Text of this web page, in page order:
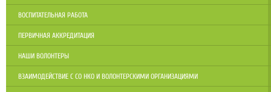
ВОСПИТАТЕЛЬНАЯ РАБОТА
ПЕРВИЧНАЯ АККРЕДИТАЦИЯ
НАШИ ВОЛОНТЕРЫ
ВЗАИМОДЕЙСТВИЕ С СО НКО И ВОЛОНТЕРСКИМИ ОРГАНИЗАЦИЯМИ